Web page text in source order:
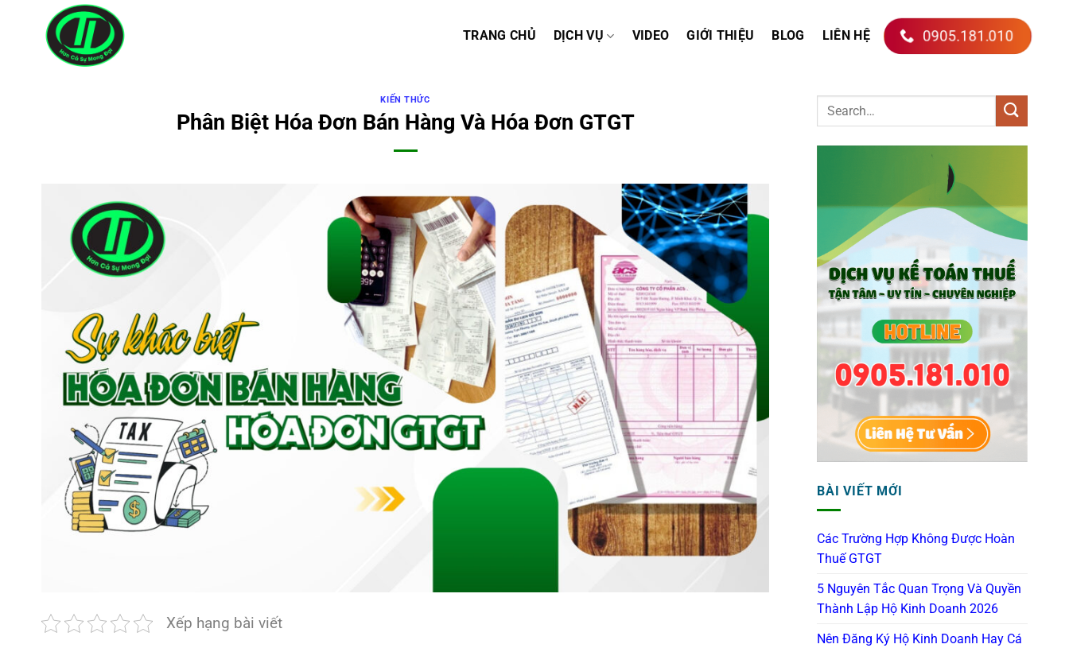
TRANG CHỦ DỊCH VỤ VIDEO GIỚI THIỆU BLOG LIÊN HỆ 0905.181.010
KIẾN THỨC
Phân Biệt Hóa Đơn Bán Hàng Và Hóa Đơn GTGT
Xếp hạng bài viết
BÀI VIẾT MỚI
Các Trường Hợp Không Được Hoàn
Thuế GTGT
5 Nguyên Tắc Quan Trọng Và Quyền
Thành Lập Hộ Kinh Doanh 2026
Nên Đăng Ký Hộ Kinh Doanh Hay Cá